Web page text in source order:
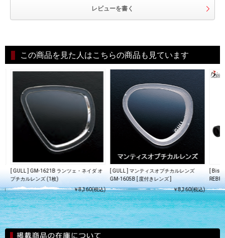
レビューを書く
この商品を見た人はこちらの商品も見ています
)
[ GULL ] GM-1621B ランツェ・ネイダ オ
プチカルレンズ (1枚)
￥8,360(税込)
[ GULL ] マンティスオプチカルレンズ
GM-1605B [ 度付きレンズ ]
￥8,360(税込)
[